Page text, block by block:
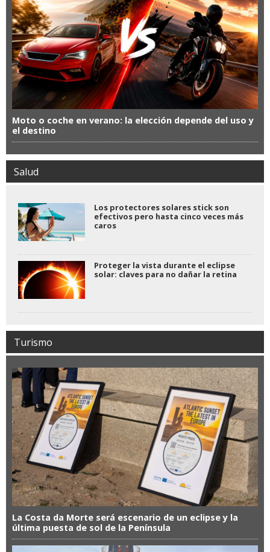
Moto o coche en verano: la elección depende del uso y
el destino
Salud
Los protectores solares stick son
efectivos pero hasta cinco veces más
caros
Proteger la vista durante el eclipse
solar: claves para no dañar la retina
Turismo
La Costa da Morte será escenario de un eclipse y la
última puesta de sol de la Península